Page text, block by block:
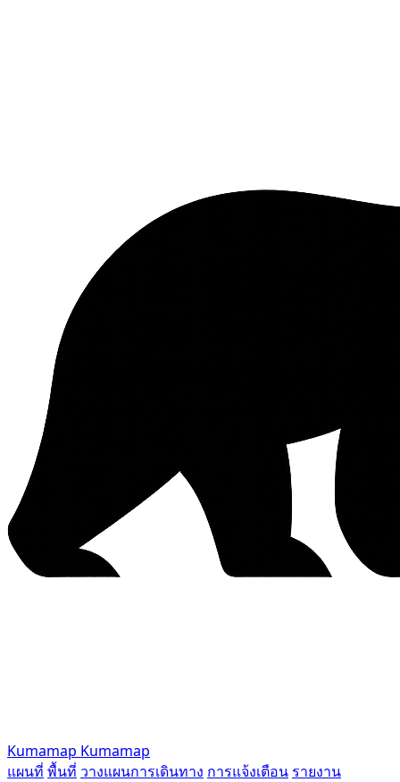
Kumamap Kumamap
แผนที่ พื้นที่ วางแผนการเดินทาง การแจ้งเตือน รายงาน